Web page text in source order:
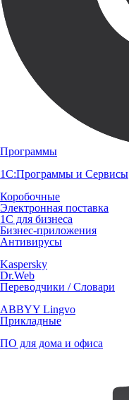
Программы
1С:Программы и Сервисы
Коробочные
Электронная поставка
1С для бизнеса
Бизнес-приложения
Антивирусы
Kaspersky
Dr.Web
Переводчики / Словари
ABBYY Lingvo
Прикладные
ПО для дома и офиса